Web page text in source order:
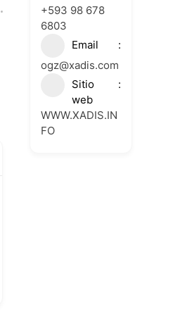
+593 98 678
6803
Email
ogz@xadis.com
Sitio
web
WWW.XADIS.IN
FO